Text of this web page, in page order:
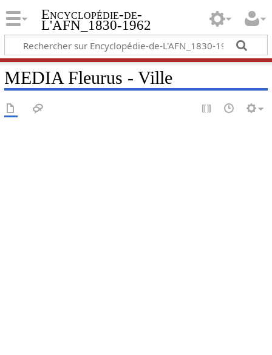
Encyclopédie-de-
L'AFN_1830-1962
MEDIA Fleurus - Ville